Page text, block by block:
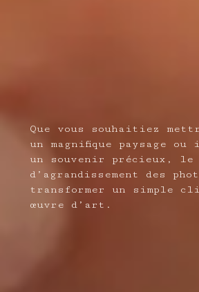
Que vous souhaitiez
un magnifique paysage ou
un souvenir précieux, le
d’agrandissement des
transformer un simple
œuvre d’art.